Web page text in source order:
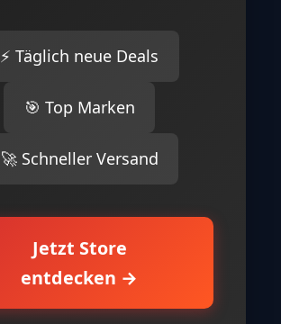
⚡ Täglich neue Deals
🎯 Top Marken
🚀 Schneller Versand
Jetzt Store
entdecken →